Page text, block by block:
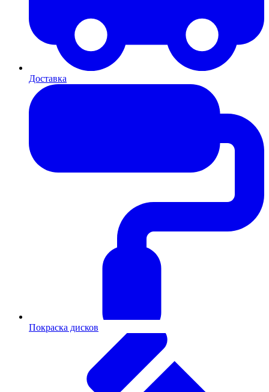
Доставка
Покраска дисков